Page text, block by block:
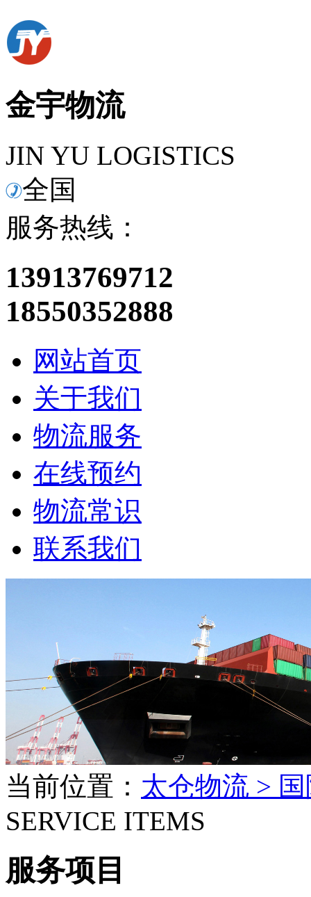
金宇物流
JIN YU LOGISTICS
全国
服务热线：
13913769712
18550352888
网站首页
关于我们
物流服务
在线预约
物流常识
联系我们
当前位置： 太仓物流 >
SERVICE ITEMS
服务项目